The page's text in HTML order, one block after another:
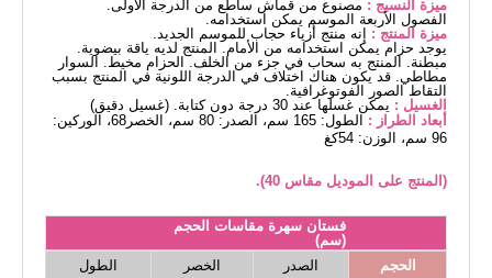
ميزة النسيج : مصنوع من قماش ساطع من الدرجة الأولى.
الفصول الأربعة الموسم يمكن استخدامه.
ميزة المنتج : إنه منتج أزياء حجاب للموسم الجديد.
يوجد حزام يمكن استخدامه من الأمام. المنتج لديه ياقة بيضوية.
مبطنة. المنتج به سحاب في جزء من الخلف. الحزام مخيط. السوار
مطاطي. قد يكون هناك اختلاف في الدرجة اللونية في المنتج بسبب
التقاط الصور الفوتوغرافية.
الغسيل : يمكن غسلها عند 30 درجة دون كتابة. (غسيل دقيق)
أبعاد الطراز :
الطول: 165 سم، الصدر: 80 سم، الخصر68، الوركين:
96 سم، الوزن: 54كغ
(المنتج على الموديل مقاس 40).
فستان سهرة مقاسات الحجم
(سم)
الحجم
الصدر الخصر
الطول